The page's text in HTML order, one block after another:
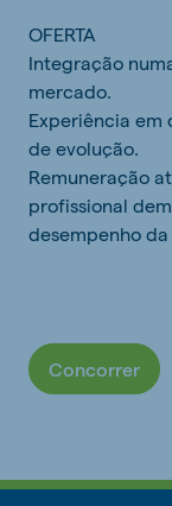
OFERTA
Integração
mercado.
Experiência
de evolução.
Remuneração
profissional
desempenho
Concorrer